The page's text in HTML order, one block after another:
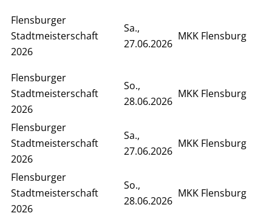
Flensburger
Stadtmeisterschaft
2026
Sa.,
27.06.2026
MKK Flensburg
Flensburger
Stadtmeisterschaft
2026
So.,
28.06.2026
MKK Flensburg
Flensburger
Stadtmeisterschaft
2026
Sa.,
27.06.2026
MKK Flensburg
Flensburger
Stadtmeisterschaft
2026
So.,
28.06.2026
MKK Flensburg